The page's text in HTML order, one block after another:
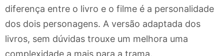
diferença entre o livro e o filme é a personalidade
dos dois personagens. A versão adaptada dos
livros, sem dúvidas trouxe um melhora uma
complexidade a mais para a trama.